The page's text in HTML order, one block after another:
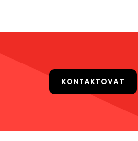
KONTAKTOVAT
Ostrava